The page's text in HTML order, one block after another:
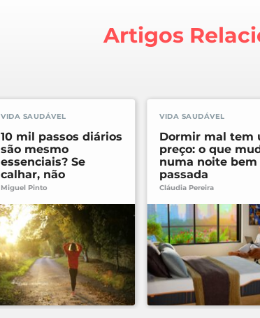
Artigos
VIDA SAUDÁVEL
Dormir mal tem
preço: o que
numa noite bem
passada
Cláudia Pereira
VIDA SAUDÁVEL
10 mil passos diários
são mesmo
essenciais? Se
calhar, não
Miguel Pinto